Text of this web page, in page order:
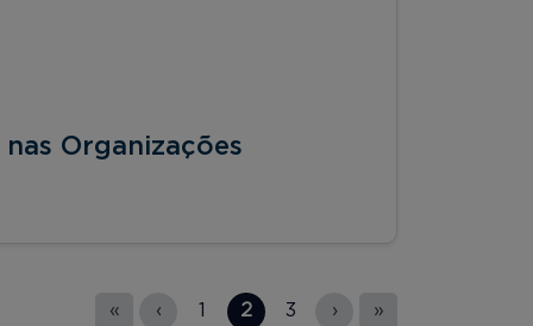
Organizações
« ‹ 1 2 3 › »